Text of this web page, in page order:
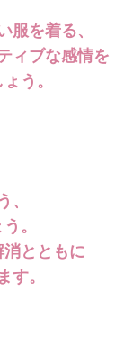
服を着る、
ィブな感情を
う。
、
。
とともに
す。